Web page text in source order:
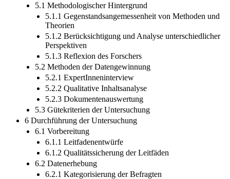
5.1 Methodologischer Hintergrund
5.1.1 Gegenstandsangemessenheit von Methoden und
Theorien
5.1.2 Berücksichtigung und Analyse unterschiedlicher
Perspektiven
5.1.3 Reflexion des Forschers
5.2 Methoden der Datengewinnung
5.2.1 ExpertInneninterview
5.2.2 Qualitative Inhaltsanalyse
5.2.3 Dokumentenauswertung
5.3 Gütekriterien der Untersuchung
6 Durchführung der Untersuchung
6.1 Vorbereitung
6.1.1 Leitfadenentwürfe
6.1.2 Qualitätssicherung der Leitfäden
6.2 Datenerhebung
6.2.1 Kategorisierung der Befragten